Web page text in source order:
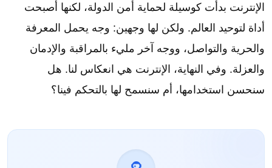
الإنترنت بدأت كوسيلة لحماية أمن الدولة، لكنها أصبحت
أداة لتوحيد العالم. ولكن لها وجهين: وجه يحمل المعرفة
والحرية والتواصل، ووجه آخر مليء بالمراقبة والإدمان
والعزلة. وفي النهاية، الإنترنت هي انعكاس لنا. هل
سنحسن استخدامها، أم سنسمح لها بالتحكم فينا؟